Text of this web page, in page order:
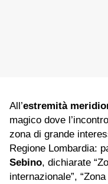
All’estremità
magico dove
zona di grande
Regione Lombardia:
Sebino, dichiarate
internazionale”,